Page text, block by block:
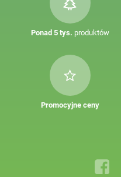
Ponad 5 tys. produktów
Promocyjne ceny